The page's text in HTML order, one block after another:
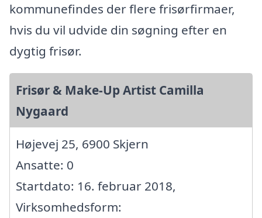
kommunefindes der flere frisørfirmaer,
hvis du vil udvide din søgning efter en
dygtig frisør.
Frisør & Make-Up Artist Camilla
Nygaard
Højevej 25, 6900 Skjern
Ansatte: 0
Startdato: 16. februar 2018,
Virksomhedsform: